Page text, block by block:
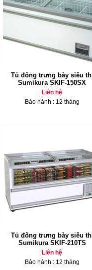
Tủ đông trưng bày siêu
Sumikura SKIF-150SX
Liên hệ
Bảo hành : 12 tháng
Tủ đông trưng bày siêu
Sumikura SKIF-210TS
Liên hệ
Bảo hành : 12 tháng